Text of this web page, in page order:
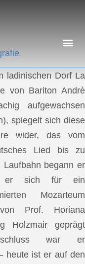
ladinischen Dorf La
von Bariton Andrè
aufgewachsen
spiegelt sich diese
wider, das vom
Lied bis zu
begann er
er sich für ein
Mozarteum
Prof. Horiana
Holzmair geprägt
war er
heute ist er auf den